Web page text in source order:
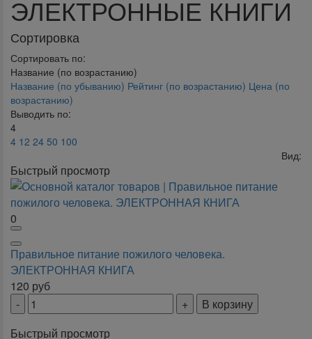
ЭЛЕКТРОННЫЕ КНИГИ
Сортировка
Сортировать по:
Название (по возрастанию)
Название (по убыванию) Рейтинг (по возрастанию) Цена (по
возрастанию)
Выводить по:
4
4 12 24 50 100
Вид:
Быстрый просмотр
0
Правильное питание пожилого человека.
ЭЛЕКТРОННАЯ КНИГА
120 руб
В корзину
Быстрый просмотр